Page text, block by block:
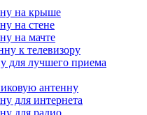
на крыше
на стене
на мачте
к телевизору
для лучшего приема
антенну
для интернета
для радио